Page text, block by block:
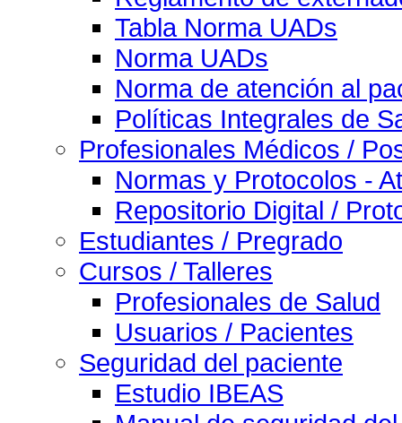
Tabla Norma UADs
Norma UADs
Norma de atención al
Políticas Integrales de
Profesionales Médicos /
Normas y Protocolos -
Repositorio Digital /
Estudiantes / Pregrado
Cursos / Talleres
Profesionales de Salud
Usuarios / Pacientes
Seguridad del paciente
Estudio IBEAS